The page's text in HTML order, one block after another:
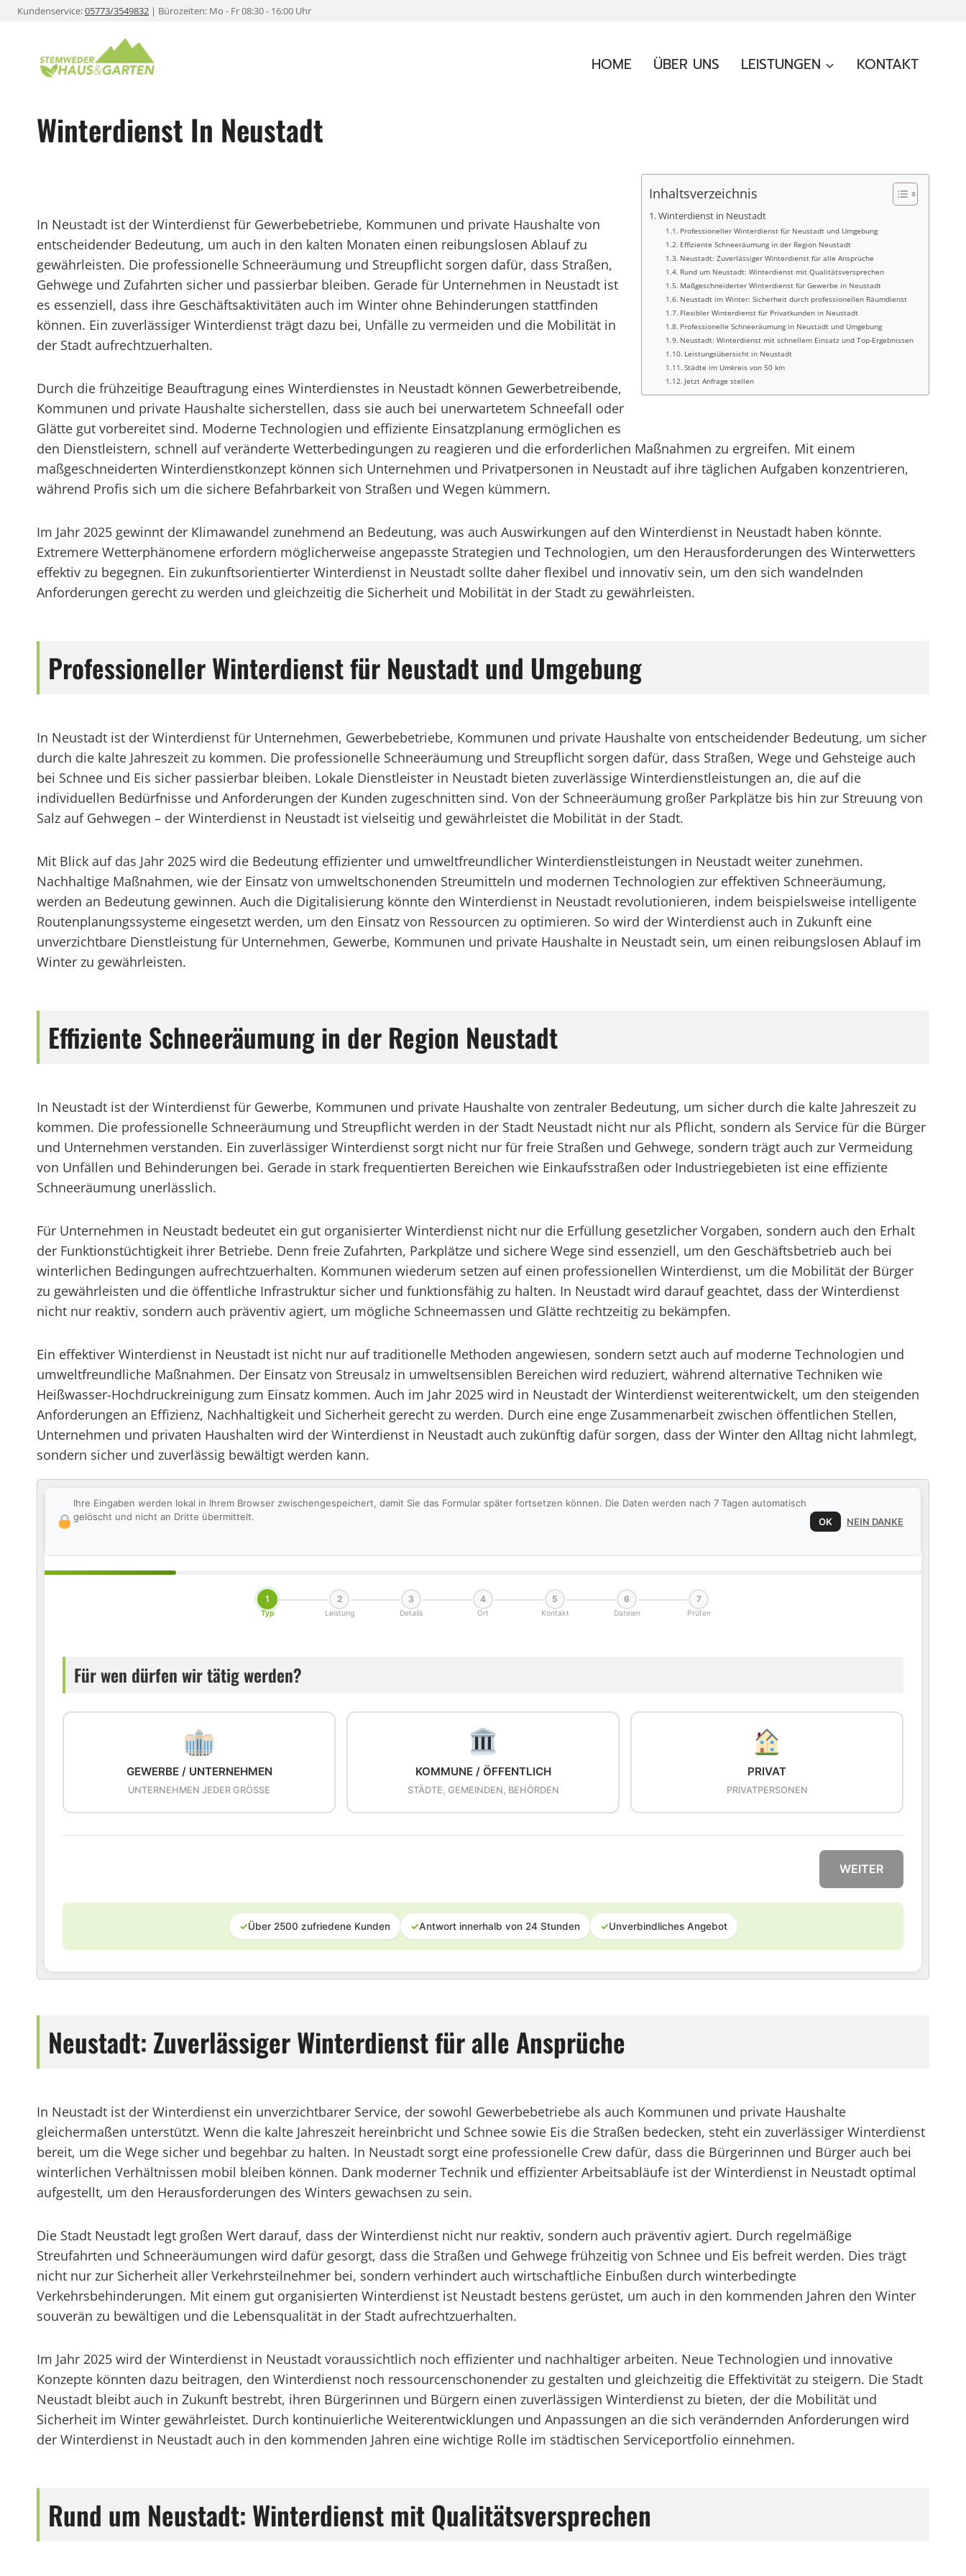
ZumKundenservice:05773/3549832 | Bürozeiten: Mo - Fr 08:30 - 16:00 Uhr
HOME ÜBER UNS LEISTUNGEN KONTAKT
Winterdienst In Neustadt
Inhaltsverzeichnis
Winterdienst in Neustadt
Professioneller Winterdienst für Neustadt und Umgebung
Effiziente Schneeräumung in der Region Neustadt
Neustadt: Zuverlässiger Winterdienst für alle Ansprüche
Rund um Neustadt: Winterdienst mit Qualitätsversprechen
Maßgeschneiderter Winterdienst für Gewerbe in Neustadt
Neustadt im Winter: Sicherheit durch professionellen Räumdienst
Flexibler Winterdienst für Privatkunden in Neustadt
Professionelle Schneeräumung in Neustadt und Umgebung
Neustadt: Winterdienst mit schnellem Einsatz und Top-Ergebnissen
Leistungsübersicht in Neustadt
Städte im Umkreis von 50 km
Jetzt Anfrage stellen
In Neustadt ist der Winterdienst für Gewerbebetriebe, Kommunen und private Haushalte von
entscheidender Bedeutung, um auch in den kalten Monaten einen reibungslosen Ablauf zu
gewährleisten. Die professionelle Schneeräumung und Streupflicht sorgen dafür, dass Straßen,
Gehwege und Zufahrten sicher und passierbar bleiben. Gerade für Unternehmen in Neustadt ist
es essenziell, dass ihre Geschäftsaktivitäten auch im Winter ohne Behinderungen stattfinden
können. Ein zuverlässiger Winterdienst trägt dazu bei, Unfälle zu vermeiden und die Mobilität in
der Stadt aufrechtzuerhalten.
Durch die frühzeitige Beauftragung eines Winterdienstes in Neustadt können Gewerbetreibende,
Kommunen und private Haushalte sicherstellen, dass sie auch bei unerwartetem Schneefall oder
Glätte gut vorbereitet sind. Moderne Technologien und effiziente Einsatzplanung ermöglichen es
den Dienstleistern, schnell auf veränderte Wetterbedingungen zu reagieren und die erforderlichen Maßnahmen zu ergreifen. Mit einem
maßgeschneiderten Winterdienstkonzept können sich Unternehmen und Privatpersonen in Neustadt auf ihre täglichen Aufgaben konzentrieren,
während Profis sich um die sichere Befahrbarkeit von Straßen und Wegen kümmern.
Im Jahr 2025 gewinnt der Klimawandel zunehmend an Bedeutung, was auch Auswirkungen auf den Winterdienst in Neustadt haben könnte.
Extremere Wetterphänomene erfordern möglicherweise angepasste Strategien und Technologien, um den Herausforderungen des Winterwetters
effektiv zu begegnen. Ein zukunftsorientierter Winterdienst in Neustadt sollte daher flexibel und innovativ sein, um den sich wandelnden
Anforderungen gerecht zu werden und gleichzeitig die Sicherheit und Mobilität in der Stadt zu gewährleisten.
Professioneller Winterdienst für Neustadt und Umgebung
In Neustadt ist der Winterdienst für Unternehmen, Gewerbebetriebe, Kommunen und private Haushalte von entscheidender Bedeutung, um sicher
durch die kalte Jahreszeit zu kommen. Die professionelle Schneeräumung und Streupflicht sorgen dafür, dass Straßen, Wege und Gehsteige auch
bei Schnee und Eis sicher passierbar bleiben. Lokale Dienstleister in Neustadt bieten zuverlässige Winterdienstleistungen an, die auf die
individuellen Bedürfnisse und Anforderungen der Kunden zugeschnitten sind. Von der Schneeräumung großer Parkplätze bis hin zur Streuung von
Salz auf Gehwegen – der Winterdienst in Neustadt ist vielseitig und gewährleistet die Mobilität in der Stadt.
Mit Blick auf das Jahr 2025 wird die Bedeutung effizienter und umweltfreundlicher Winterdienstleistungen in Neustadt weiter zunehmen.
Nachhaltige Maßnahmen, wie der Einsatz von umweltschonenden Streumitteln und modernen Technologien zur effektiven Schneeräumung,
werden an Bedeutung gewinnen. Auch die Digitalisierung könnte den Winterdienst in Neustadt revolutionieren, indem beispielsweise intelligente
Routenplanungssysteme eingesetzt werden, um den Einsatz von Ressourcen zu optimieren. So wird der Winterdienst auch in Zukunft eine
unverzichtbare Dienstleistung für Unternehmen, Gewerbe, Kommunen und private Haushalte in Neustadt sein, um einen reibungslosen Ablauf im
Winter zu gewährleisten.
Effiziente Schneeräumung in der Region Neustadt
In Neustadt ist der Winterdienst für Gewerbe, Kommunen und private Haushalte von zentraler Bedeutung, um sicher durch die kalte Jahreszeit zu
kommen. Die professionelle Schneeräumung und Streupflicht werden in der Stadt Neustadt nicht nur als Pflicht, sondern als Service für die Bürger
und Unternehmen verstanden. Ein zuverlässiger Winterdienst sorgt nicht nur für freie Straßen und Gehwege, sondern trägt auch zur Vermeidung
von Unfällen und Behinderungen bei. Gerade in stark frequentierten Bereichen wie Einkaufsstraßen oder Industriegebieten ist eine effiziente
Schneeräumung unerlässlich.
Für Unternehmen in Neustadt bedeutet ein gut organisierter Winterdienst nicht nur die Erfüllung gesetzlicher Vorgaben, sondern auch den Erhalt
der Funktionstüchtigkeit ihrer Betriebe. Denn freie Zufahrten, Parkplätze und sichere Wege sind essenziell, um den Geschäftsbetrieb auch bei
winterlichen Bedingungen aufrechtzuerhalten. Kommunen wiederum setzen auf einen professionellen Winterdienst, um die Mobilität der Bürger
zu gewährleisten und die öffentliche Infrastruktur sicher und funktionsfähig zu halten. In Neustadt wird darauf geachtet, dass der Winterdienst
nicht nur reaktiv, sondern auch präventiv agiert, um mögliche Schneemassen und Glätte rechtzeitig zu bekämpfen.
Ein effektiver Winterdienst in Neustadt ist nicht nur auf traditionelle Methoden angewiesen, sondern setzt auch auf moderne Technologien und
umweltfreundliche Maßnahmen. Der Einsatz von Streusalz in umweltsensiblen Bereichen wird reduziert, während alternative Techniken wie
Heißwasser-Hochdruckreinigung zum Einsatz kommen. Auch im Jahr 2025 wird in Neustadt der Winterdienst weiterentwickelt, um den steigenden
Anforderungen an Effizienz, Nachhaltigkeit und Sicherheit gerecht zu werden. Durch eine enge Zusammenarbeit zwischen öffentlichen Stellen,
Unternehmen und privaten Haushalten wird der Winterdienst in Neustadt auch zukünftig dafür sorgen, dass der Winter den Alltag nicht lahmlegt,
sondern sicher und zuverlässig bewältigt werden kann.
Ihre Eingaben werden lokal in Ihrem Browser zwischengespeichert, damit Sie das Formular später fortsetzen können. Die Daten werden nach 7 Tagen automatisch
gelöscht und nicht an Dritte übermittelt.
OK NEIN DANKE
1
Typ
2
Leistung
3
Details
4
Ort
5
Kontakt
6
Dateien
7
Prüfen
Für wen dürfen wir tätig werden?
GEWERBE / UNTERNEHMEN
UNTERNEHMEN JEDER GRÖSSE
KOMMUNE / ÖFFENTLICH
STÄDTE, GEMEINDEN, BEHÖRDEN
PRIVAT
PRIVATPERSONEN
WEITER
✓Über 2500 zufriedene Kunden ✓Antwort innerhalb von 24 Stunden ✓Unverbindliches Angebot
Neustadt: Zuverlässiger Winterdienst für alle Ansprüche
In Neustadt ist der Winterdienst ein unverzichtbarer Service, der sowohl Gewerbebetriebe als auch Kommunen und private Haushalte
gleichermaßen unterstützt. Wenn die kalte Jahreszeit hereinbricht und Schnee sowie Eis die Straßen bedecken, steht ein zuverlässiger Winterdienst
bereit, um die Wege sicher und begehbar zu halten. In Neustadt sorgt eine professionelle Crew dafür, dass die Bürgerinnen und Bürger auch bei
winterlichen Verhältnissen mobil bleiben können. Dank moderner Technik und effizienter Arbeitsabläufe ist der Winterdienst in Neustadt optimal
aufgestellt, um den Herausforderungen des Winters gewachsen zu sein.
Die Stadt Neustadt legt großen Wert darauf, dass der Winterdienst nicht nur reaktiv, sondern auch präventiv agiert. Durch regelmäßige
Streufahrten und Schneeräumungen wird dafür gesorgt, dass die Straßen und Gehwege frühzeitig von Schnee und Eis befreit werden. Dies trägt
nicht nur zur Sicherheit aller Verkehrsteilnehmer bei, sondern verhindert auch wirtschaftliche Einbußen durch winterbedingte
Verkehrsbehinderungen. Mit einem gut organisierten Winterdienst ist Neustadt bestens gerüstet, um auch in den kommenden Jahren den Winter
souverän zu bewältigen und die Lebensqualität in der Stadt aufrechtzuerhalten.
Im Jahr 2025 wird der Winterdienst in Neustadt voraussichtlich noch effizienter und nachhaltiger arbeiten. Neue Technologien und innovative
Konzepte könnten dazu beitragen, den Winterdienst noch ressourcenschonender zu gestalten und gleichzeitig die Effektivität zu steigern. Die Stadt
Neustadt bleibt auch in Zukunft bestrebt, ihren Bürgerinnen und Bürgern einen zuverlässigen Winterdienst zu bieten, der die Mobilität und
Sicherheit im Winter gewährleistet. Durch kontinuierliche Weiterentwicklungen und Anpassungen an die sich verändernden Anforderungen wird
der Winterdienst in Neustadt auch in den kommenden Jahren eine wichtige Rolle im städtischen Serviceportfolio einnehmen.
Rund um Neustadt: Winterdienst mit Qualitätsversprechen